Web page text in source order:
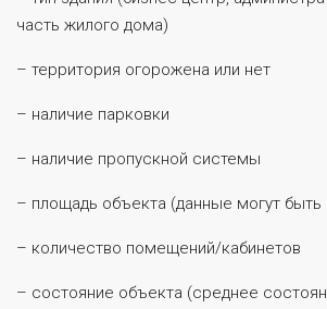
часть жилого дома)
– территория огорожена или нет
– наличие парковки
– наличие пропускной системы
– площадь объекта (данные могут быть
– количество помещений/кабинетов
– состояние объекта (среднее